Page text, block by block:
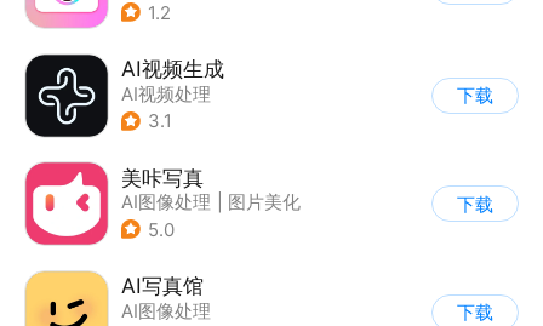
1.2
AI视频生成
AI视频处理
3.1
下载
美咔写真
AI图像处理
图片美化
5.0
下载
AI写真馆
AI图像处理
下载